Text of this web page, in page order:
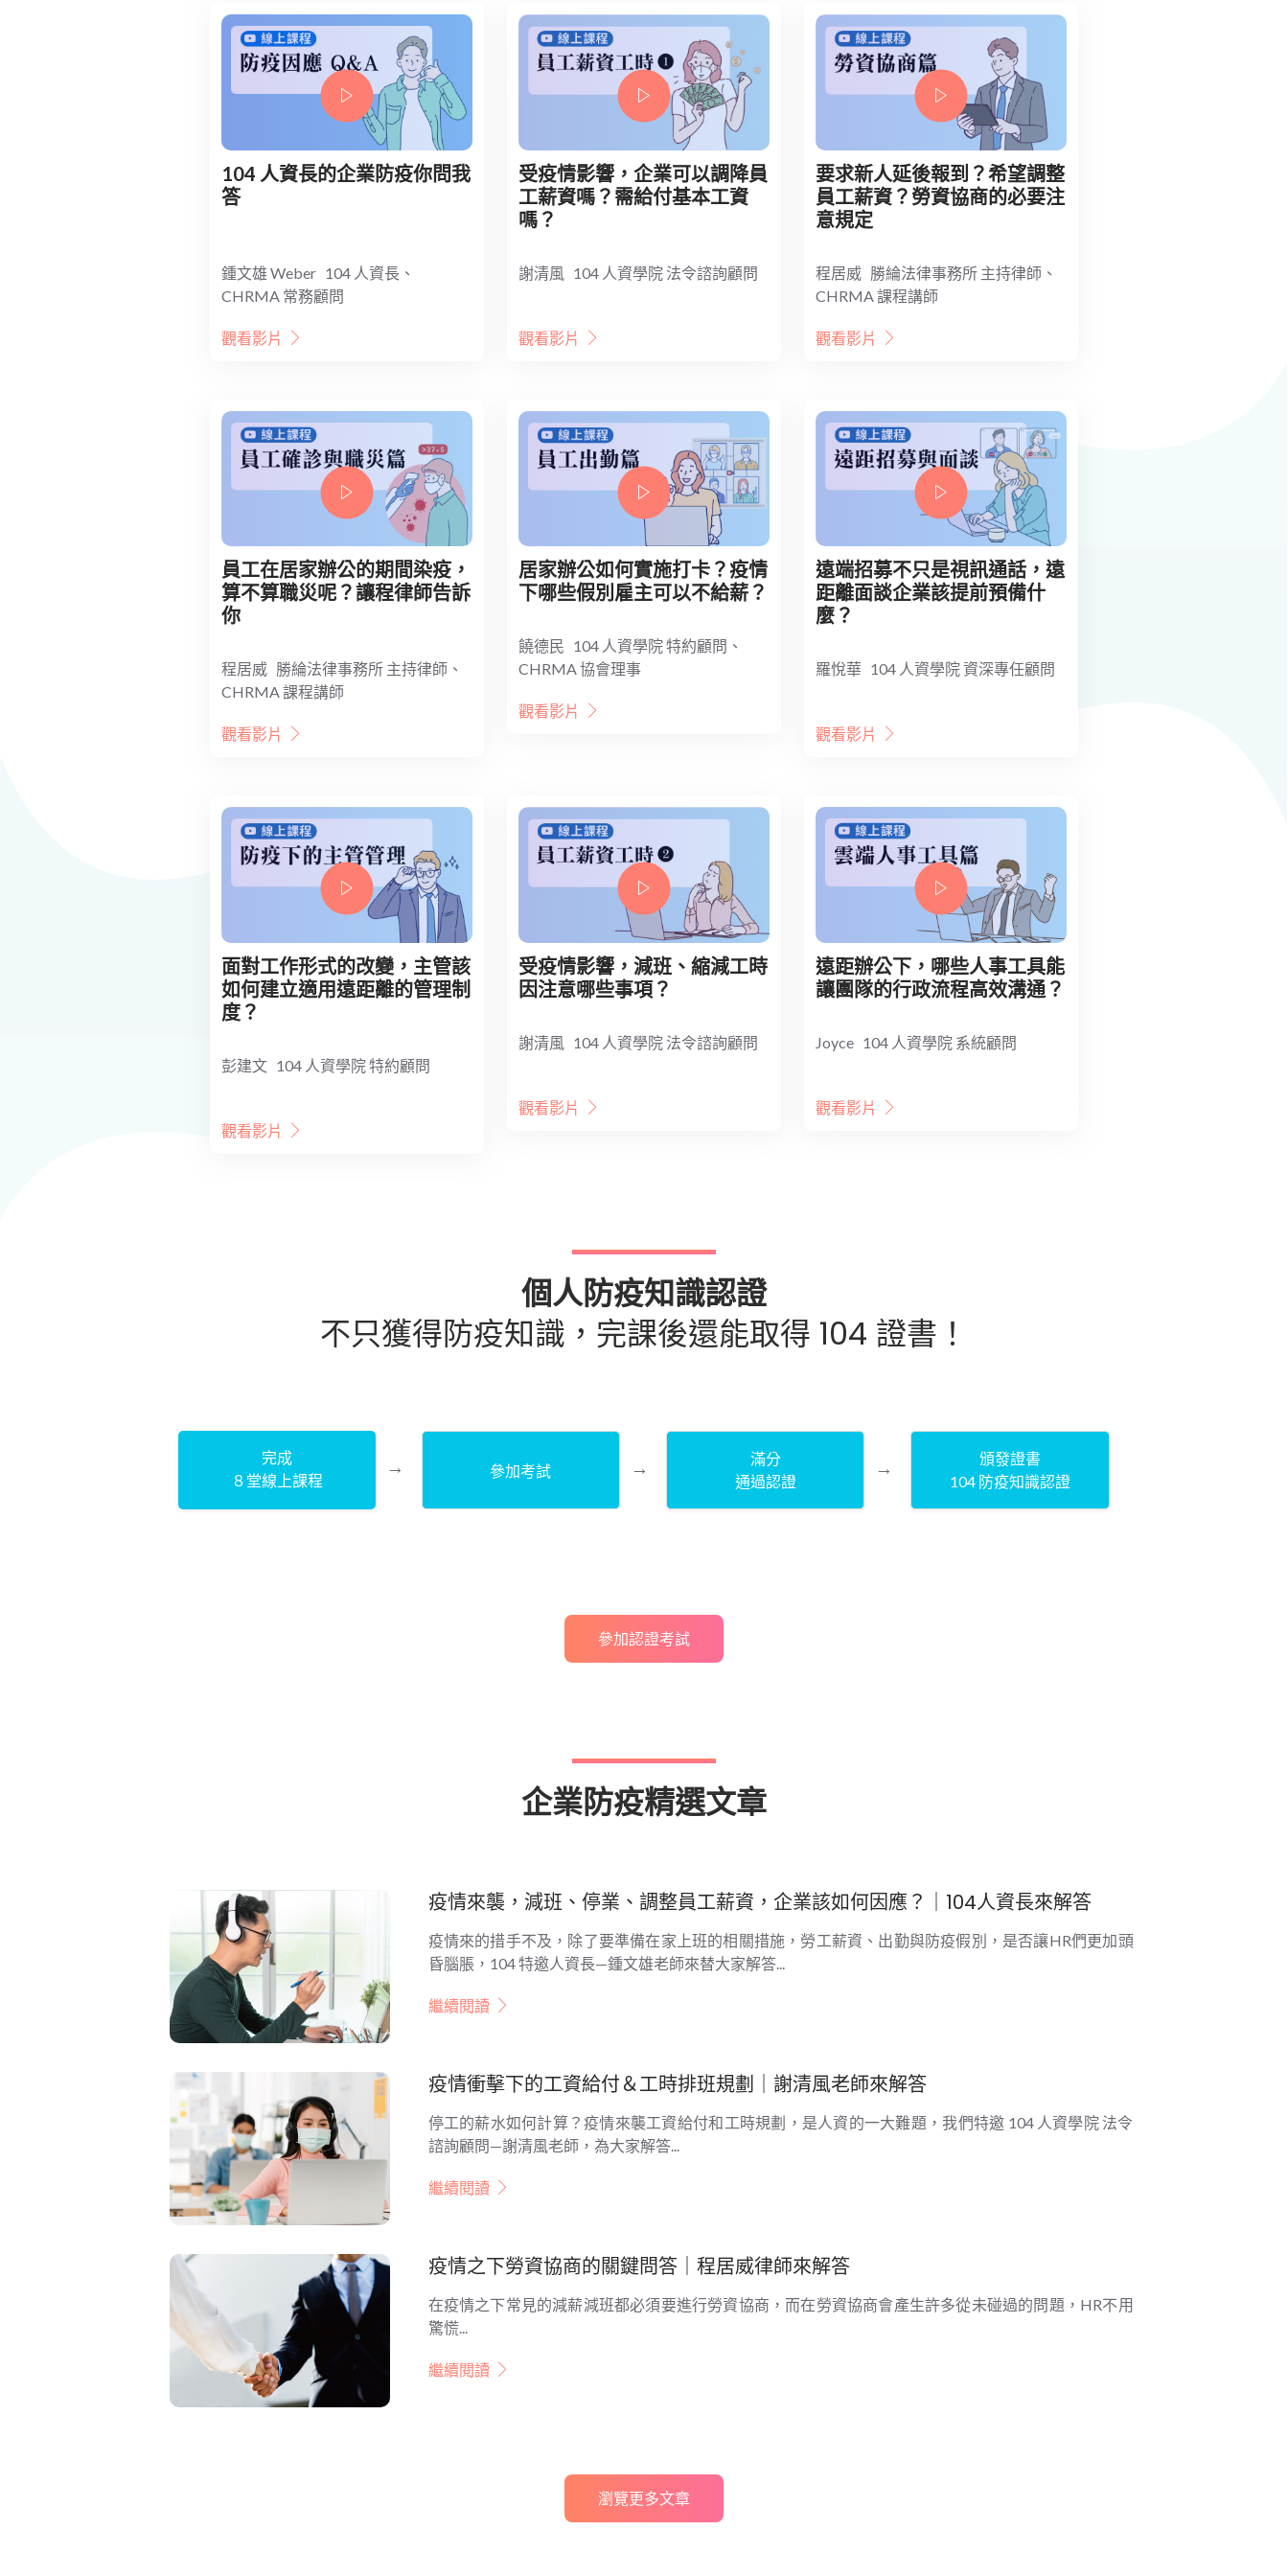
104 人資長的企業防疫你問我
答
鍾文雄 Weber 104 人資長、
CHRMA 常務顧問
觀看影片
受疫情影響，企業可以調降員
工薪資嗎？需給付基本工資
嗎？
謝清風 104 人資學院 法令諮詢顧問
觀看影片
要求新人延後報到？希望調整
員工薪資？勞資協商的必要注
意規定
程居威 勝綸法律事務所 主持律師、
CHRMA 課程講師
觀看影片
員工在居家辦公的期間染疫，
算不算職災呢？讓程律師告訴
你
程居威 勝綸法律事務所 主持律師、
CHRMA 課程講師
觀看影片
居家辦公如何實施打卡？疫情
下哪些假別雇主可以不給薪？
饒德民 104 人資學院 特約顧問、
CHRMA 協會理事
觀看影片
遠端招募不只是視訊通話，遠
距離面談企業該提前預備什
麼？
羅悅華 104 人資學院 資深專任顧問
觀看影片
面對工作形式的改變，主管該
如何建立適用遠距離的管理制
度？
彭建文 104 人資學院 特約顧問
觀看影片
受疫情影響，減班、縮減工時
因注意哪些事項？
謝清風 104 人資學院 法令諮詢顧問
觀看影片
遠距辦公下，哪些人事工具能
讓團隊的行政流程高效溝通？
Joyce 104 人資學院 系統顧問
觀看影片
個人防疫知識認證
不只獲得防疫知識，完課後還能取得 104 證書！
完成
８堂線上課程
參加考試
滿分
通過認證
頒發證書
104 防疫知識認證
參加認證考試
企業防疫精選文章
疫情來襲，減班、停業、調整員工薪資，企業該如何因應？｜104人資長來解答
疫情來的措手不及，除了要準備在家上班的相關措施，勞工薪資、出勤與防疫假別，是否讓HR們更加頭
昏腦脹，104 特邀人資長—鍾文雄老師來替大家解答...
繼續閱讀
疫情衝擊下的工資給付＆工時排班規劃｜謝清風老師來解答
停工的薪水如何計算？疫情來襲工資給付和工時規劃，是人資的一大難題，我們特邀 104 人資學院 法令
諮詢顧問—謝清風老師，為大家解答...
繼續閱讀
疫情之下勞資協商的關鍵問答｜程居威律師來解答
在疫情之下常見的減薪減班都必須要進行勞資協商，而在勞資協商會產生許多從未碰過的問題，HR不用
驚慌...
繼續閱讀
瀏覽更多文章